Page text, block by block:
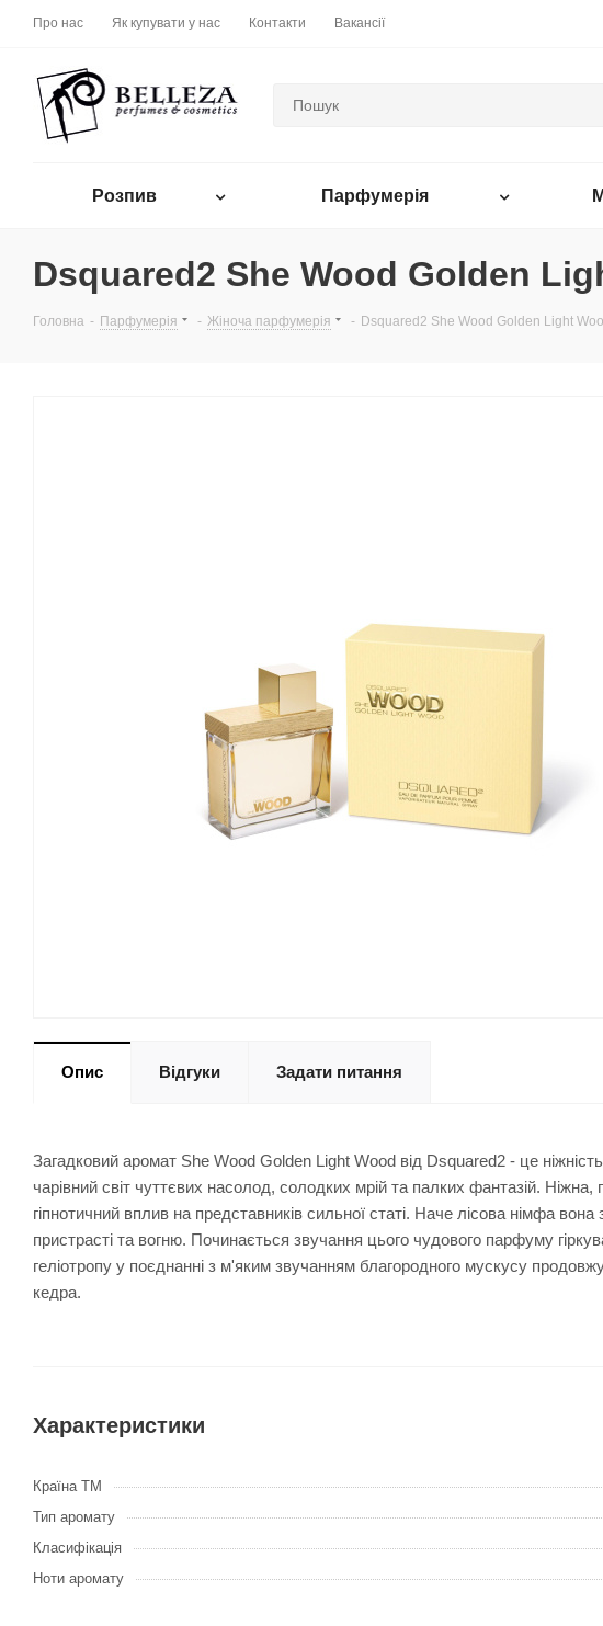
Про нас Як купувати у нас Контакти Вакансії
Розпив Парфумерія
Dsquared2 She Wood Golden
Головна - Парфумерія - Жіноча парфумерія - Dsquared2 She Wood Golden Light
Опис Відгуки Задати питання
Загадковий аромат She Wood Golden Light Wood від Dsquared2 - це
чарівний світ чуттєвих насолод, солодких мрій та палких фантазій.
гіпнотичний вплив на представників сильної статі. Наче лісова німфа
пристрасті та вогню. Починається звучання цього чудового парфуму
геліотропу у поєднанні з м'яким звучанням благородного мускусу
кедра.
Характеристики
Країна ТМ
Тип аромату
Класифікація
Ноти аромату